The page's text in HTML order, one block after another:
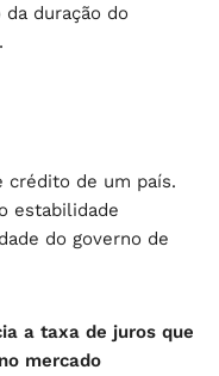
duração do
crédito de um país.
estabilidade
do governo de
a taxa de juros que
mercado